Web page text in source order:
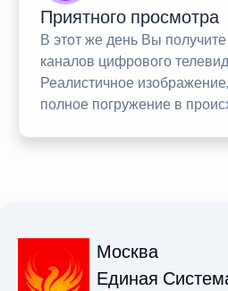
Приятного просмотра
В этот же день Вы
каналов цифрового
Реалистичное
полное погружение в
Москва
Единая